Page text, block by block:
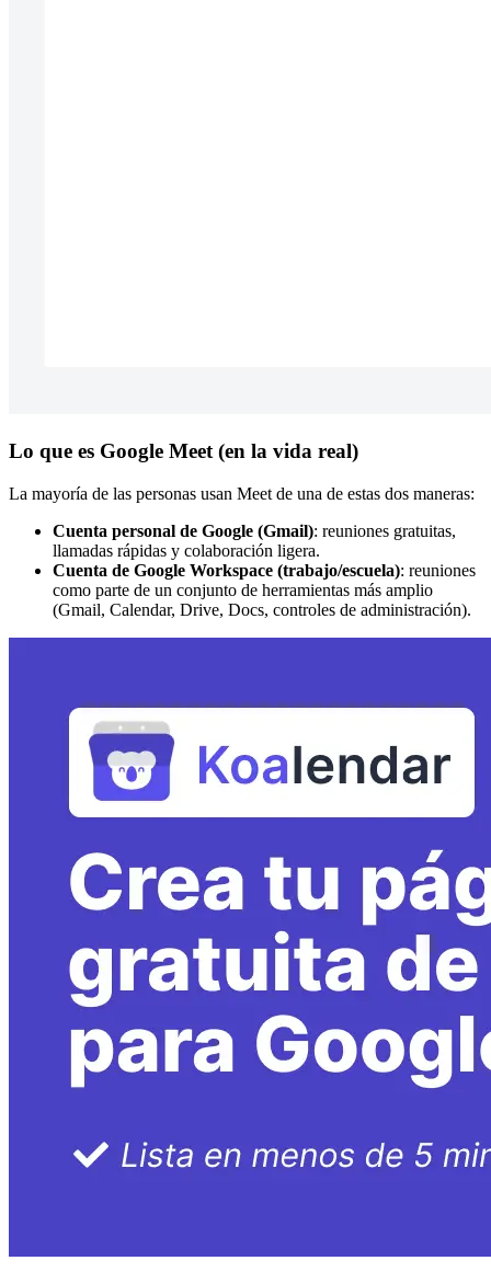
Lo que es Google Meet (en la vida real)
La mayoría de las personas usan Meet de una de estas dos maneras:
Cuenta personal de Google (Gmail): reuniones gratuitas,
llamadas rápidas y colaboración ligera.
Cuenta de Google Workspace (trabajo/escuela): reuniones
como parte de un conjunto de herramientas más amplio
(Gmail, Calendar, Drive, Docs, controles de administración).